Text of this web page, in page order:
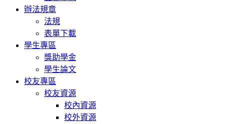
辦法規章
法規
表單下載
學生專區
獎助學金
學生論文
校友專區
校友資源
校內資源
校外資源